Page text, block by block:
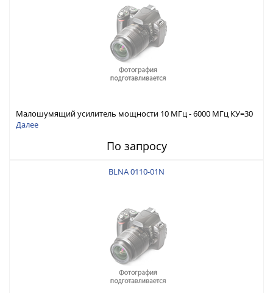
Малошумящий усилитель мощности 10 МГц - 6000 МГц КУ=30
дБ, Pмакс. вых=0 дБм (P1дБ)
Далее
По запросу
BLNA 0110-01N